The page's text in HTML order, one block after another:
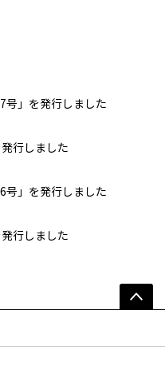
」を発行しました
行しました
」を発行しました
行しました